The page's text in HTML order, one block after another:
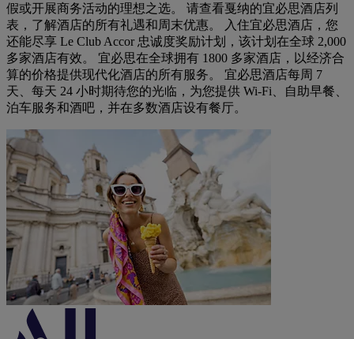
假或开展商务活动的理想之选。 请查看戛纳的宜必思酒店列
表，了解酒店的所有礼遇和周末优惠。 入住宜必思酒店，您
还能尽享 Le Club Accor 忠诚度奖励计划，该计划在全球 2,000
多家酒店有效。 宜必思在全球拥有 1800 多家酒店，以经济合
算的价格提供现代化酒店的所有服务。 宜必思酒店每周 7
天、每天 24 小时期待您的光临，为您提供 Wi-Fi、自助早餐、
泊车服务和酒吧，并在多数酒店设有餐厅。